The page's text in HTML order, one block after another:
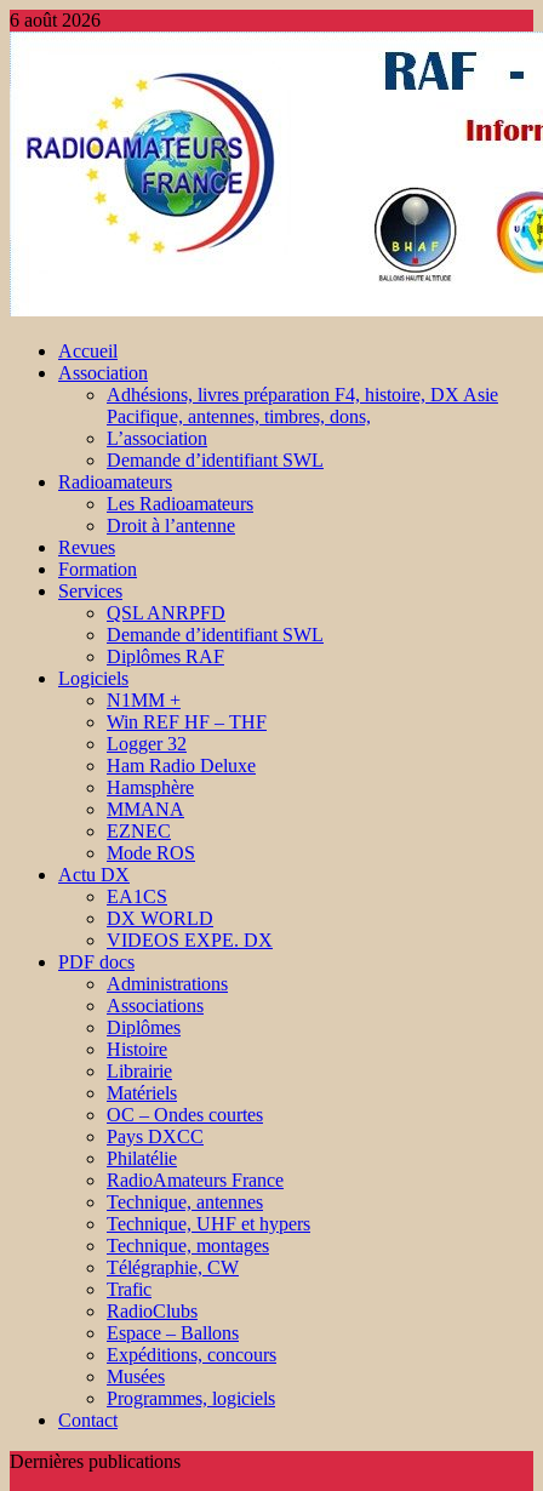
6 août 2026
Accueil
Association
Adhésions, livres préparation F4, histoire, DX Asie
Pacifique, antennes, timbres, dons,
L’association
Demande d’identifiant SWL
Radioamateurs
Les Radioamateurs
Droit à l’antenne
Revues
Formation
Services
QSL ANRPFD
Demande d’identifiant SWL
Diplômes RAF
Logiciels
N1MM +
Win REF HF – THF
Logger 32
Ham Radio Deluxe
Hamsphère
MMANA
EZNEC
Mode ROS
Actu DX
EA1CS
DX WORLD
VIDEOS EXPE. DX
PDF docs
Administrations
Associations
Diplômes
Histoire
Librairie
Matériels
OC – Ondes courtes
Pays DXCC
Philatélie
RadioAmateurs France
Technique, antennes
Technique, UHF et hypers
Technique, montages
Télégraphie, CW
Trafic
RadioClubs
Espace – Ballons
Expéditions, concours
Musées
Programmes, logiciels
Contact
Dernières publications